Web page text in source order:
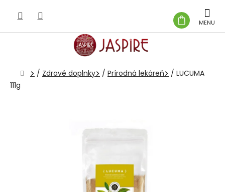
obsah
KOŠÍK
Domov
/ Zdravé doplnky / Prírodná lekáreň / LUCUMA
111g